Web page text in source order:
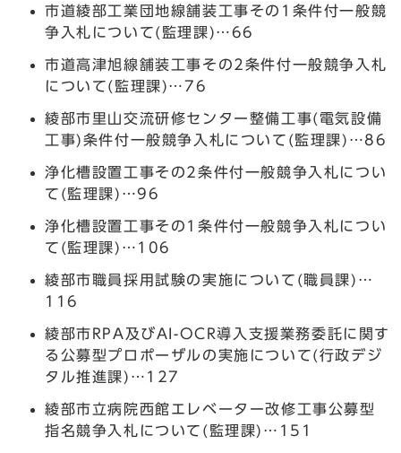
市道綾部工業団地線舗装工事その1条件付一般競
争入札について(監理課)…66
市道高津旭線舗装工事その2条件付一般競争入札
について(監理課)…76
綾部市里山交流研修センター整備工事(電気設備
工事)条件付一般競争入札について(監理課)…86
浄化槽設置工事その2条件付一般競争入札につい
て(監理課)…96
浄化槽設置工事その1条件付一般競争入札につい
て(監理課)…106
綾部市職員採用試験の実施について(職員課)…
116
綾部市RPA及びAI-OCR導入支援業務委託に関す
る公募型プロポーザルの実施について(行政デジ
タル推進課)…127
綾部市立病院西館エレベーター改修工事公募型
指名競争入札について(監理課)…151